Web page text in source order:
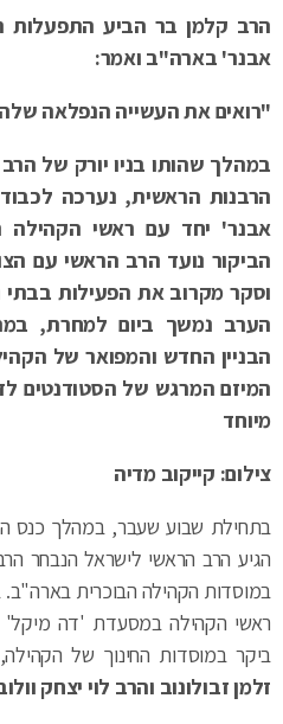
"רואים את העשייה הנפלאה
במהלך שהותו בניו יורק של
אבנר' יחד עם ראשי
הביקור נועד הרב הראשי עם
וסקר מקרוב את הפעילות
הערב נמשך ביום למחרת,
הבניין החדש והמפואר של
המיזם המרגש של הסטודנטים
מיוחד
צילום: קייקוב מדיה
בתחילת שבוע שעבר, במהלך כנס
במוסדות הקהילה הבוכרית
ראשי הקהילה במסעדת 'דה מיקל'
ביקר במוסדות החינוך של
זלמן זבולונוב והרב לוי יצחק
בשעות הבוקר הגיע הרב יחד עם